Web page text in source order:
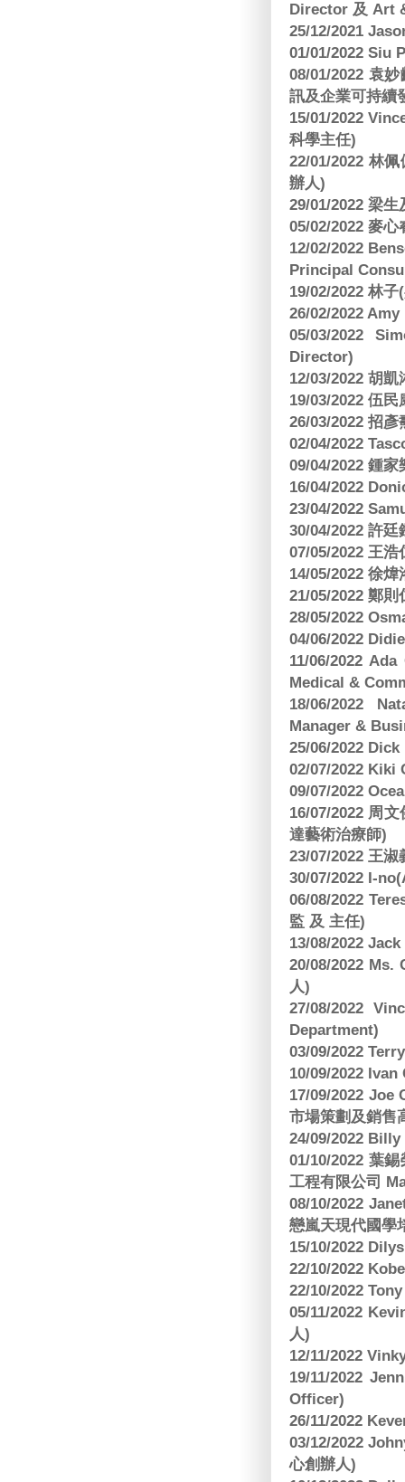
Director 及 Art
25/12/2021
01/01/2022 Siu
08/01/2022 袁
訊及企業可持續
15/01/2022
科學主任)
22/01/2022 林
辦人)
29/01/2022 梁
05/02/2022 麥
12/02/2022
Principal
19/02/2022 林
26/02/2022
05/03/2022
Director)
12/03/2022 胡
19/03/2022 伍
26/03/2022 招
02/04/2022
09/04/2022 鍾
16/04/2022
23/04/2022
30/04/2022 許
07/05/2022 王
14/05/2022 徐
21/05/2022 鄭
28/05/2022
04/06/2022
11/06/2022
Medical &
18/06/2022
Manager &
25/06/2022
02/07/2022 Kiki
09/07/2022
16/07/2022 周
達藝術治療師)
23/07/2022 王
30/07/2022 I-
06/08/2022
監 及 主任)
13/08/2022
20/08/2022
人)
27/08/2022
Department)
03/09/2022
10/09/2022
17/09/2022
市場策劃及銷售
24/09/2022
01/10/2022 葉
工程有限公司
08/10/2022
戀嵐天現代國學
15/10/2022
22/10/2022
22/10/2022
05/11/2022
人)
12/11/2022
19/11/2022
Officer)
26/11/2022
03/12/2022
心創辦人)